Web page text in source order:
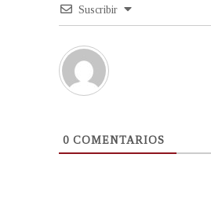
Suscribir
0 COMENTARIOS